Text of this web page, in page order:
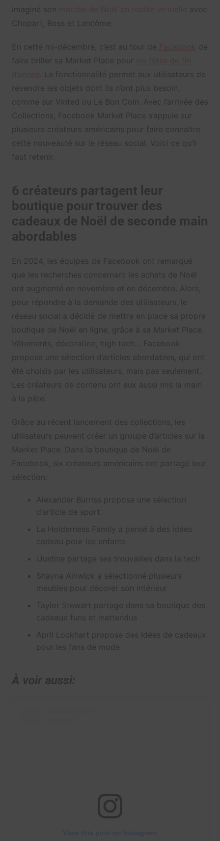
imaginé son
avec
Chopart, Boss et Lancôme.
En cette mi-décembre, c’est au tour de
de
faire briller sa Market Place pour
. La fonctionnalité permet aux utilisateurs de
revendre les objets dont ils n’ont plus besoin,
comme sur Vinted ou Le Bon Coin. Avec l’arrivée des
Collections, Facebook Market Place s’appuie sur
plusieurs créateurs américains pour faire connaître
cette nouveauté sur le réseau social. Voici ce qu’il
faut retenir.
6 créateurs partagent leur
boutique pour trouver des
cadeaux de Noël de seconde main
abordables
En 2024, les équipes de Facebook ont remarqué
que les recherches concernant les achats de Noël
ont augmenté en novembre et en décembre. Alors,
pour répondre à la demande des utilisateurs, le
réseau social a décidé de mettre en place sa propre
boutique de Noël en ligne, grâce à sa Market Place.
Vêtements, décoration, high tech… Facebook
propose une sélection d’articles abordables, qui ont
été choisis par les utilisateurs, mais pas seulement.
Les créateurs de contenu ont eux aussi mis la main
à la pâte.
Grâce au récent lancement des collections, les
utilisateurs peuvent créer un groupe d’articles sur la
Market Place. Dans la boutique de Noël de
Facebook, six créateurs américains ont partagé leur
sélection:
Alexander Burriss propose une sélection
d’article de sport
La Holderness Family a pensé à des idées
cadeau pour les enfants
iJustine partage ses trouvailles dans la tech
Shayna Alnwick a sélectionné plusieurs
meubles pour décorer son intérieur
Taylor Stewart partage dans sa boutique des
cadeaux funs et inattendus
April Lockhart propose des idées de cadeaux
pour les fans de mode
À voir aussi: